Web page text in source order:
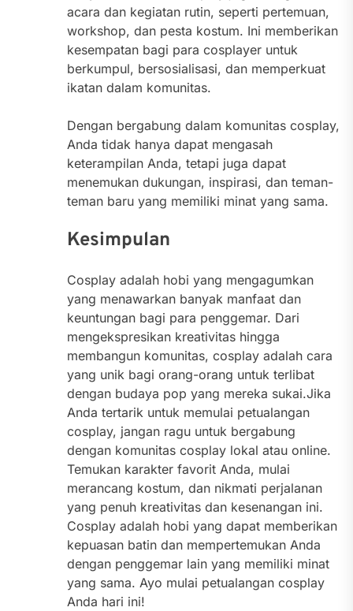
acara dan kegiatan rutin, seperti pertemuan,
workshop, dan pesta kostum. Ini memberikan
kesempatan bagi para cosplayer untuk
berkumpul, bersosialisasi, dan memperkuat
ikatan dalam komunitas.
Dengan bergabung dalam komunitas cosplay,
Anda tidak hanya dapat mengasah
keterampilan Anda, tetapi juga dapat
menemukan dukungan, inspirasi, dan teman-
teman baru yang memiliki minat yang sama.
Kesimpulan
Cosplay adalah hobi yang mengagumkan
yang menawarkan banyak manfaat dan
keuntungan bagi para penggemar. Dari
mengekspresikan kreativitas hingga
membangun komunitas, cosplay adalah cara
yang unik bagi orang-orang untuk terlibat
dengan budaya pop yang mereka sukai.Jika
Anda tertarik untuk memulai petualangan
cosplay, jangan ragu untuk bergabung
dengan komunitas cosplay lokal atau online.
Temukan karakter favorit Anda, mulai
merancang kostum, dan nikmati perjalanan
yang penuh kreativitas dan kesenangan ini.
Cosplay adalah hobi yang dapat memberikan
kepuasan batin dan mempertemukan Anda
dengan penggemar lain yang memiliki minat
yang sama. Ayo mulai petualangan cosplay
Anda hari ini!